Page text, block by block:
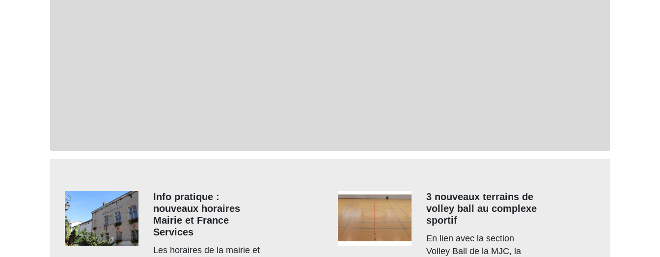
Info pratique :
nouveaux horaires
Mairie et France
Services
Les horaires de la mairie et
3 nouveaux terrains de
volley ball au complexe
sportif
En lien avec la section
Volley Ball de la MJC, la